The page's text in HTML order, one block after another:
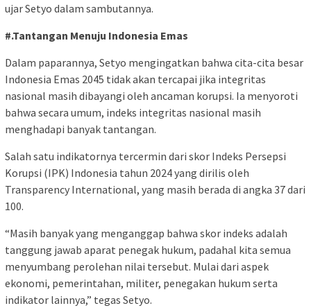
ujar Setyo dalam sambutannya.
#.Tantangan Menuju Indonesia Emas
Dalam paparannya, Setyo mengingatkan bahwa cita-cita besar
Indonesia Emas 2045 tidak akan tercapai jika integritas
nasional masih dibayangi oleh ancaman korupsi. Ia menyoroti
bahwa secara umum, indeks integritas nasional masih
menghadapi banyak tantangan.
Salah satu indikatornya tercermin dari skor Indeks Persepsi
Korupsi (IPK) Indonesia tahun 2024 yang dirilis oleh
Transparency International, yang masih berada di angka 37 dari
100.
“Masih banyak yang menganggap bahwa skor indeks adalah
tanggung jawab aparat penegak hukum, padahal kita semua
menyumbang perolehan nilai tersebut. Mulai dari aspek
ekonomi, pemerintahan, militer, penegakan hukum serta
indikator lainnya,” tegas Setyo.